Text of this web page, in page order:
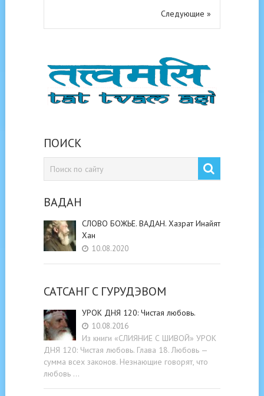
Следующие »
ПОИСК
ВАДАН
СЛОВО БОЖЬЕ. ВАДАН. Хазрат Инайят
Хан
10.08.2020
САТСАНГ C ГУРУДЭВОМ
УРОК ДНЯ 120: Чистая любовь.
10.08.2016
Из книги «СЛИЯНИЕ С ШИВОЙ» УРОК
ДНЯ 120: Чистая любовь. Глава 18. Любовь —
сумма всех законов. Незнающие говорят, что
любовь …